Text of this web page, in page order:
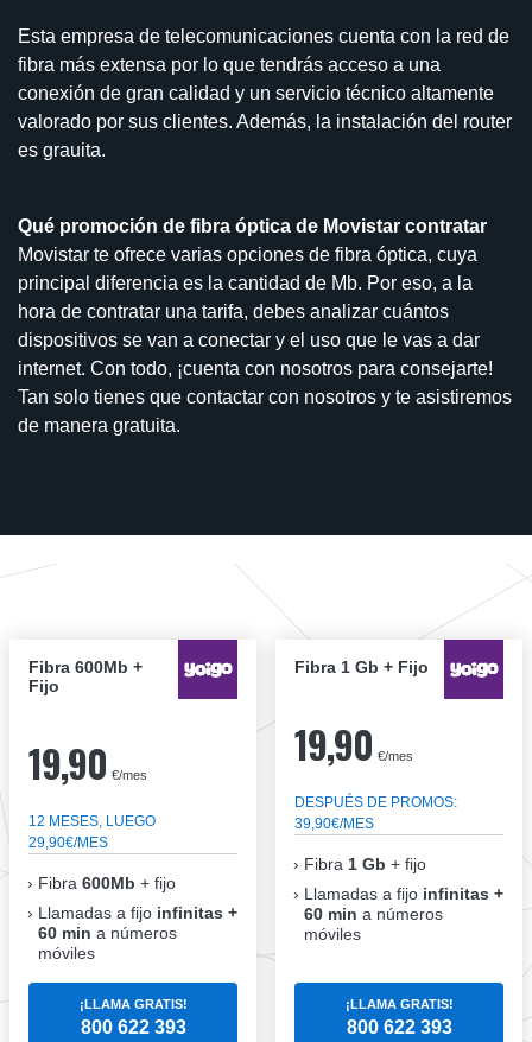
Esta empresa de telecomunicaciones cuenta con la red de
fibra más extensa por lo que tendrás acceso a una
conexión de gran calidad y un servicio técnico altamente
valorado por sus clientes. Además, la instalación del router
es grauita.
Qué promoción de fibra óptica de Movistar contratar
Movistar te ofrece varias opciones de fibra óptica, cuya
principal diferencia es la cantidad de Mb. Por eso, a la
hora de contratar una tarifa, debes analizar cuántos
dispositivos se van a conectar y el uso que le vas a dar
internet. Con todo, ¡cuenta con nosotros para consejarte!
Tan solo tienes que contactar con nosotros y te asistiremos
de manera gratuita.
Fibra 600Mb +
Fijo
19,90 €/mes
12 MESES, LUEGO
29,90€/MES
Fibra 600Mb + fijo
Llamadas a fijo infinitas +
60 min a números
móviles
¡LLAMA GRATIS!
800 622 393
Fibra 1 Gb + Fijo
19,90 €/mes
DESPUÉS DE PROMOS:
39,90€/MES
Fibra 1 Gb + fijo
Llamadas a fijo infinitas +
60 min a números
móviles
¡LLAMA GRATIS!
800 622 393